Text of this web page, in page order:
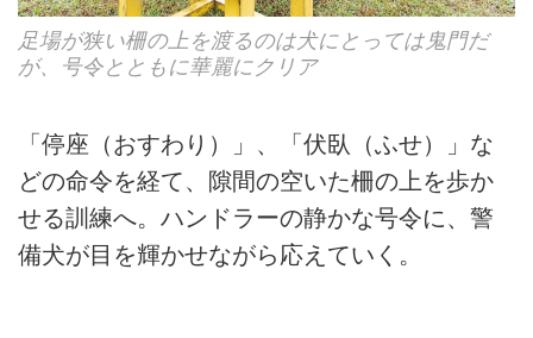
足場が狭い柵の上を渡るのは犬にとっては鬼門だ
が、号令とともに華麗にクリア
「停座（おすわり）」、「伏臥（ふせ）」な
どの命令を経て、隙間の空いた柵の上を歩か
せる訓練へ。ハンドラーの静かな号令に、警
備犬が目を輝かせながら応えていく。